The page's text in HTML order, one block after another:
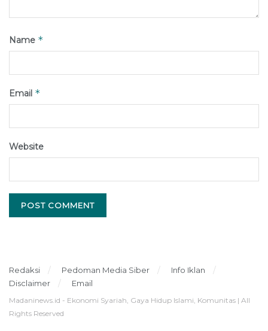
Name *
Email *
Website
Redaksi Pedoman Media Siber
Info Iklan
Disclaimer
Email
Madaninews.id - Ekonomi Syariah, Gaya Hidup Islami, Komunitas | All
Rights Reserved